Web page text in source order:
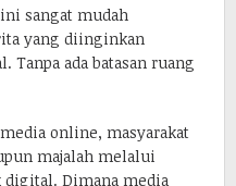
sangat mudah
yang diinginkan
ada batasan ruang
online, masyarakat
majalah melalui
Dimana media